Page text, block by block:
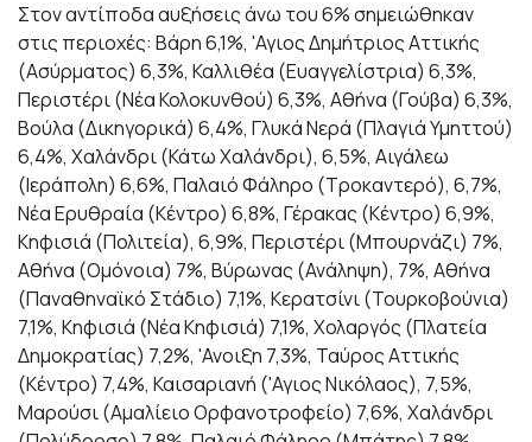
Στον αντίποδα αυξήσεις άνω του 6% σημειώθηκαν
στις περιοχές: Βάρη 6,1%, 'Αγιος Δημήτριος Αττικής
(Ασύρματος) 6,3%, Καλλιθέα (Ευαγγελίστρια) 6,3%,
Περιστέρι (Νέα Κολοκυνθού) 6,3%, Αθήνα (Γούβα) 6,3%,
Βούλα (Δικηγορικά) 6,4%, Γλυκά Νερά (Πλαγιά Υμηττού)
6,4%, Χαλάνδρι (Κάτω Χαλάνδρι), 6,5%, Αιγάλεω
(Ιεράπολη) 6,6%, Παλαιό Φάληρο (Τροκαντερό), 6,7%,
Νέα Ερυθραία (Κέντρο) 6,8%, Γέρακας (Κέντρο) 6,9%,
Κηφισιά (Πολιτεία), 6,9%, Περιστέρι (Μπουρνάζι) 7%,
Αθήνα (Ομόνοια) 7%, Βύρωνας (Ανάληψη), 7%, Αθήνα
(Παναθηναϊκό Στάδιο) 7,1%, Κερατσίνι (Τουρκοβούνια)
7,1%, Κηφισιά (Νέα Κηφισιά) 7,1%, Χολαργός (Πλατεία
Δημοκρατίας) 7,2%, 'Ανοιξη 7,3%, Ταύρος Αττικής
(Κέντρο) 7,4%, Καισαριανή ('Αγιος Νικόλαος), 7,5%,
Μαρούσι (Αμαλίειο Ορφανοτροφείο) 7,6%, Χαλάνδρι